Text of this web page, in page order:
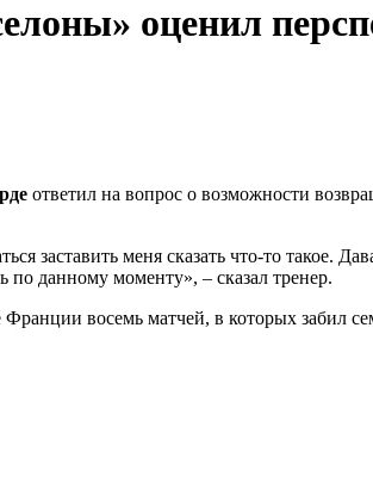
оценил
ответил на вопрос о возможности
заставить меня сказать что-то такое.
по данному моменту», – сказал тренер.
восемь матчей, в которых забил